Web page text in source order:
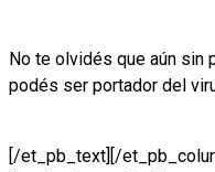
No te olvidés que aún sin
podés ser portador del
[/et_pb_text][/